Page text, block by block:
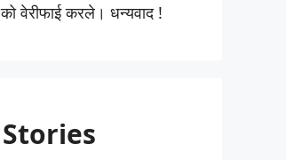
वेरीफाई करले। धन्यवाद !